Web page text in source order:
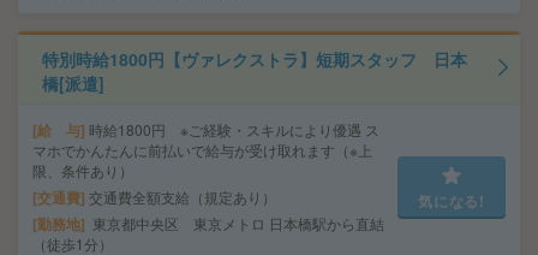
特別時給1800円【ヴァレクストラ】短期スタッフ 日本
橋[派遣]
給 与 時給1800円 ※ご経験・スキルにより優遇 ス
マホでかんたんに前払いで給与が受け取れます（※上
限、条件あり）
交通費 交通費全額支給（規定あり）
勤務地
東京都中央区 東京メトロ 日本橋駅から直結
（徒歩1分）
気になる!